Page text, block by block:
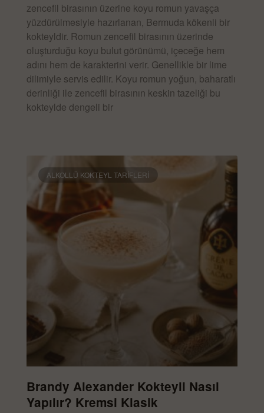
zencefil birasının üzerine koyu romun yavaşça
yüzdürülmesiyle hazırlanan, Bermuda kökenli bir
kokteyldir. Romun zencefil birasının üzerinde
oluşturduğu koyu bulut görünümü, içeceğe hem
adını hem de karakterini verir. Genellikle bir lime
dilimiyle servis edilir. Koyu romun yoğun, baharatlı
derinliği ile zencefil birasının keskin tazeliği bu
kokteylde dengeli bir
ALKOLLÜ KOKTEYL TARIFLERI
Brandy Alexander Kokteyli Nasıl
Yapılır? Kremsi Klasik